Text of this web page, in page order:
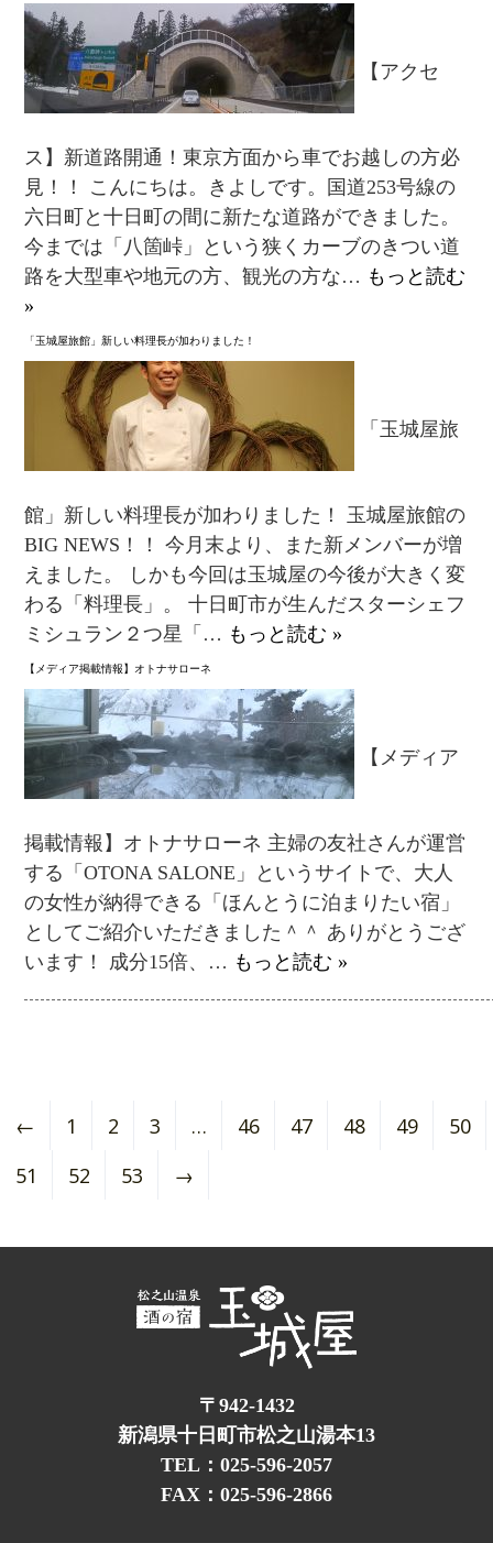
【アクセ
ス】新道路開通！東京方面から車でお越しの方必
見！！ こんにちは。きよしです。国道253号線の
六日町と十日町の間に新たな道路ができました。
今までは「八箇峠」という狭くカーブのきつい道
路を大型車や地元の方、観光の方な… もっと読む
»
「玉城屋旅館」新しい料理長が加わりました！
「玉城屋旅
館」新しい料理長が加わりました！ 玉城屋旅館の
BIG NEWS！！ 今月末より、また新メンバーが増
えました。 しかも今回は玉城屋の今後が大きく変
わる「料理長」。 十日町市が生んだスターシェフ
ミシュラン２つ星「… もっと読む »
【メディア掲載情報】オトナサローネ
【メディア
掲載情報】オトナサローネ 主婦の友社さんが運営
する「OTONA SALONE」というサイトで、大人
の女性が納得できる「ほんとうに泊まりたい宿」
としてご紹介いただきました＾＾ ありがとうござ
います！ 成分15倍、… もっと読む »
← 1 2 3 … 46 47 48 49
50
51
52 53 →
〒942-1432
新潟県十日町市松之山湯本13
TEL：025-596-2057
FAX：025-596-2866